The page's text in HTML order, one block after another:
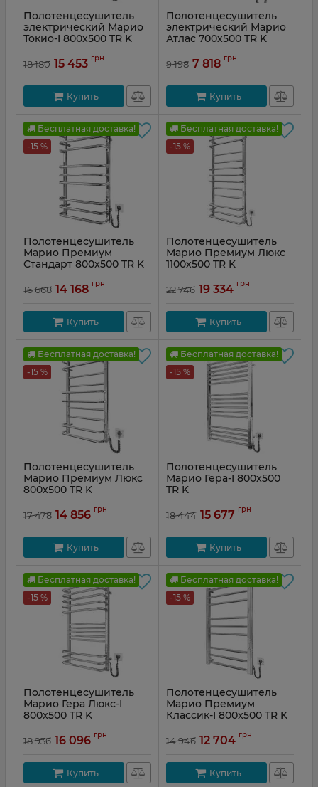
Полотенцесушитель
электрический Марио
Токио-I 800x500 TR K
18 180 15 453 грн
Купить
Полотенцесушитель
электрический Марио
Атлас 700х500 TR K
9 198 7 818 грн
Купить
Бесплатная доставка!
-15 %
Полотенцесушитель
Марио Премиум
Стандарт 800x500 TR K
16 668 14 168 грн
Купить
Бесплатная доставка!
-15 %
Полотенцесушитель
Марио Премиум Люкс
1100х500 TR K
22 746 19 334 грн
Купить
Бесплатная доставка!
-15 %
Полотенцесушитель
Марио Премиум Люкс
800х500 TR K
17 478 14 856 грн
Купить
Бесплатная доставка!
-15 %
Полотенцесушитель
Марио Гера-I 800x500
TR K
18 444 15 677 грн
Купить
Бесплатная доставка!
-15 %
Полотенцесушитель
Марио Гера Люкс-I
800x500 TR K
18 936 16 096 грн
Купить
Бесплатная доставка!
-15 %
Полотенцесушитель
Марио Премиум
Классик-I 800x500 TR K
14 946 12 704 грн
Купить